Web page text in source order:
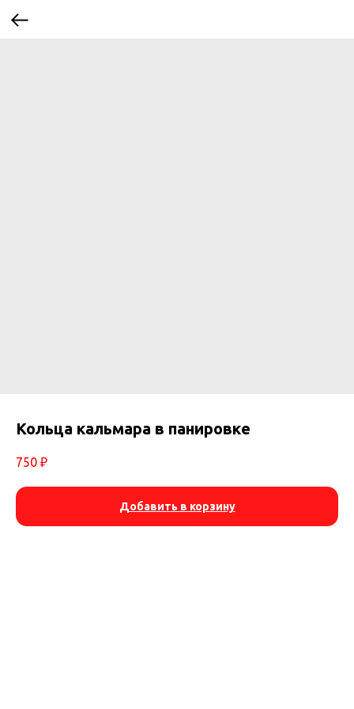
Кольца кальмара в панировке
750 ₽
Добавить в корзину